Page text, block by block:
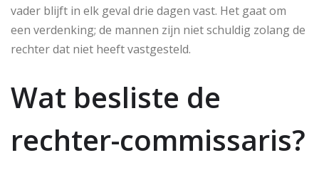
vader blijft in elk geval drie dagen vast. Het gaat om
een verdenking; de mannen zijn niet schuldig zolang de
rechter dat niet heeft vastgesteld.
Wat besliste de
rechter-commissaris?